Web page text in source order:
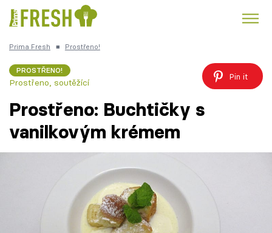
Česká kuchyně
Prima Fresh ■ Prostřeno!
PROSTŘENO!
Prostřeno, soutěžící
Pin it
Prostřeno: Buchtičky s
vanilkovým krémem